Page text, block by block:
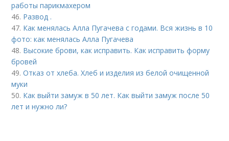
работы парикмахером
46. Развод .
47. Как менялась Алла Пугачева с годами. Вся жизнь в 10
фото: как менялась Алла Пугачева
48. Высокие брови, как исправить. Как исправить форму
бровей
49.Отказ от хлеба. Хлеб и изделия из белой очищенной
муки
50. Как выйти замуж в 50 лет. Как выйти замуж после 50
лет и нужно ли?